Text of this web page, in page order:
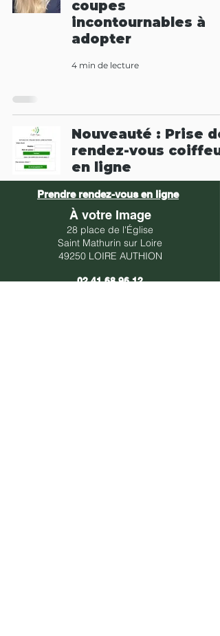
coupes
incontournables à
adopter
4 min de lecture
Nouveauté : Prise de
rendez-vous coiffeur
en ligne
1 min de lecture
Prendre rendez-vous en ligne
À votre Image
28 place de l'Église
Saint Mathurin sur Loire
49250 LOIRE AUTHION
02 41 68 96 12